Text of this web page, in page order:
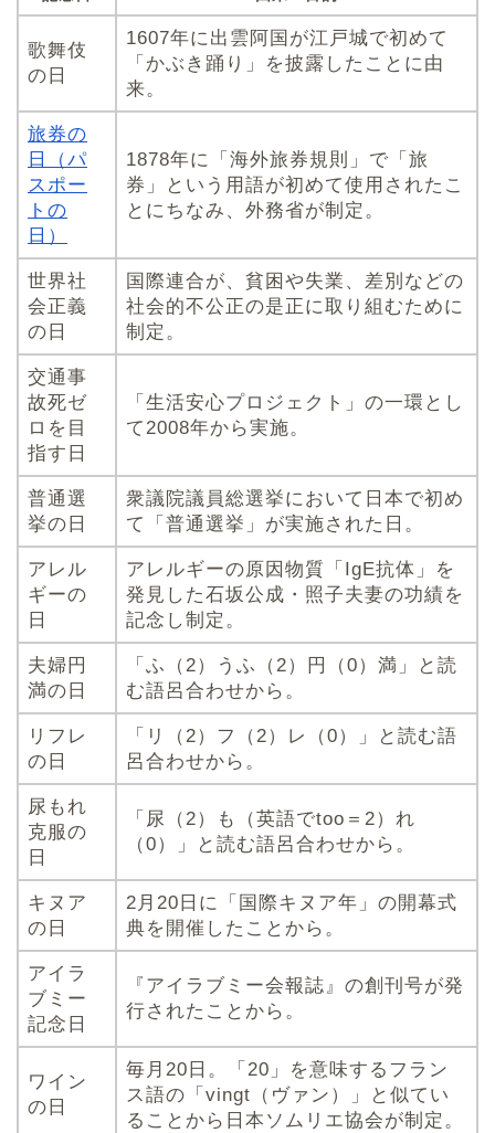
歌舞伎
の日
1607年に出雲阿国が江戸城で初めて
「かぶき踊り」を披露したことに由
来。
旅券の
日（パ
スポー
トの
日）
1878年に「海外旅券規則」で「旅
券」という用語が初めて使用されたこ
とにちなみ、外務省が制定。
世界社
会正義
の日
国際連合が、貧困や失業、差別などの
社会的不公正の是正に取り組むために
制定。
交通事
故死ゼ
ロを目
指す日
「生活安心プロジェクト」の一環とし
て2008年から実施。
普通選
挙の日
衆議院議員総選挙において日本で初め
て「普通選挙」が実施された日。
アレル
ギーの
日
アレルギーの原因物質「IgE抗体」を
発見した石坂公成・照子夫妻の功績を
記念し制定。
夫婦円
満の日
「ふ（2）うふ（2）円（0）満」と読
む語呂合わせから。
リフレ
の日
「リ（2）フ（2）レ（0）」と読む語
呂合わせから。
尿もれ
克服の
日
「尿（2）も（英語でtoo＝2）れ
（0）」と読む語呂合わせから。
キヌア
の日
2月20日に「国際キヌア年」の開幕式
典を開催したことから。
アイラ
ブミー
記念日
『アイラブミー会報誌』の創刊号が発
行されたことから。
ワイン
の日
毎月20日。「20」を意味するフラン
ス語の「vingt（ヴァン）」と似てい
ることから日本ソムリエ協会が制定。